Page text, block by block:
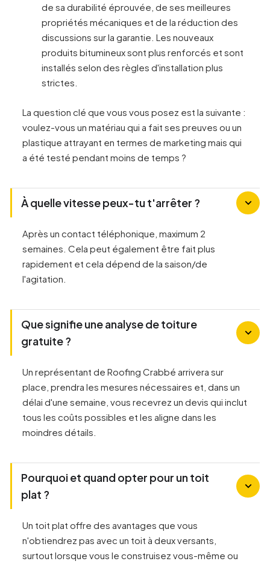
de sa durabilité éprouvée, de ses meilleures
propriétés mécaniques et de la réduction des
discussions sur la garantie. Les nouveaux
produits bitumineux sont plus renforcés et sont
installés selon des règles d'installation plus
strictes.
La question clé que vous vous posez est la suivante :
voulez-vous un matériau qui a fait ses preuves ou un
plastique attrayant en termes de marketing mais qui
a été testé pendant moins de temps ?
À quelle vitesse peux-tu t'arrêter ?
Après un contact téléphonique, maximum 2
semaines. Cela peut également être fait plus
rapidement et cela dépend de la saison/de
l'agitation.
Que signifie une analyse de toiture
gratuite ?
Un représentant de Roofing Crabbé arrivera sur
place, prendra les mesures nécessaires et, dans un
délai d'une semaine, vous recevrez un devis qui inclut
tous les coûts possibles et les aligne dans les
moindres détails.
Pourquoi et quand opter pour un toit
plat ?
Un toit plat offre des avantages que vous
n'obtiendrez pas avec un toit à deux versants,
surtout lorsque vous le construisez vous-même ou